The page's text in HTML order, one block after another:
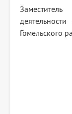
Гомельского